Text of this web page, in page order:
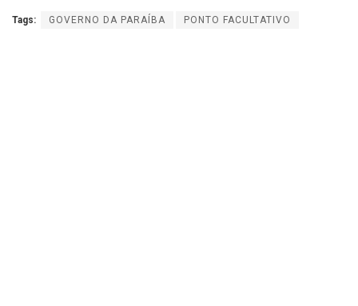
Tags: GOVERNO DA PARAÍBA PONTO FACULTATIVO